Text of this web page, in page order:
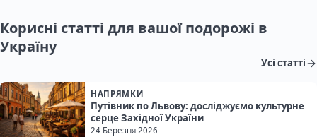
Корисні статті для вашої подорожі в
Україну
Усі статті
НАПРЯМКИ
Путівник по Львову: досліджуємо культурне
серце Західної України
24 Березня 2026